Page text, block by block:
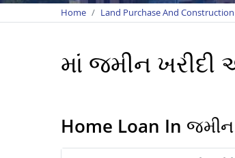
Home Land Purchase And
માં જમીન ખરીદી
Home Loan In જમીન